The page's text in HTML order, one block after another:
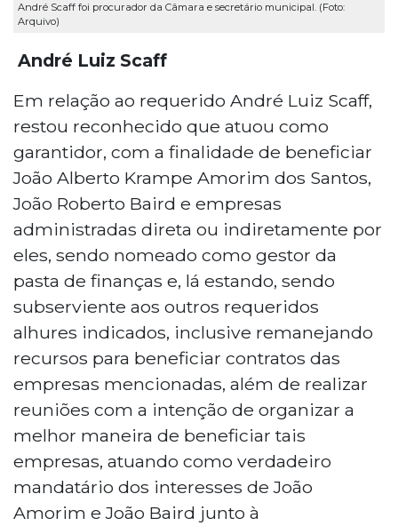
André Scaff foi procurador da Câmara e secretário municipal. (Foto:
Arquivo)
André Luiz Scaff
Em relação ao requerido André Luiz Scaff,
restou reconhecido que atuou como
garantidor, com a finalidade de beneficiar
João Alberto Krampe Amorim dos Santos,
João Roberto Baird e empresas
administradas direta ou indiretamente por
eles, sendo nomeado como gestor da
pasta de finanças e, lá estando, sendo
subserviente aos outros requeridos
alhures indicados, inclusive remanejando
recursos para beneficiar contratos das
empresas mencionadas, além de realizar
reuniões com a intenção de organizar a
melhor maneira de beneficiar tais
empresas, atuando como verdadeiro
mandatário dos interesses de João
Amorim e João Baird junto à